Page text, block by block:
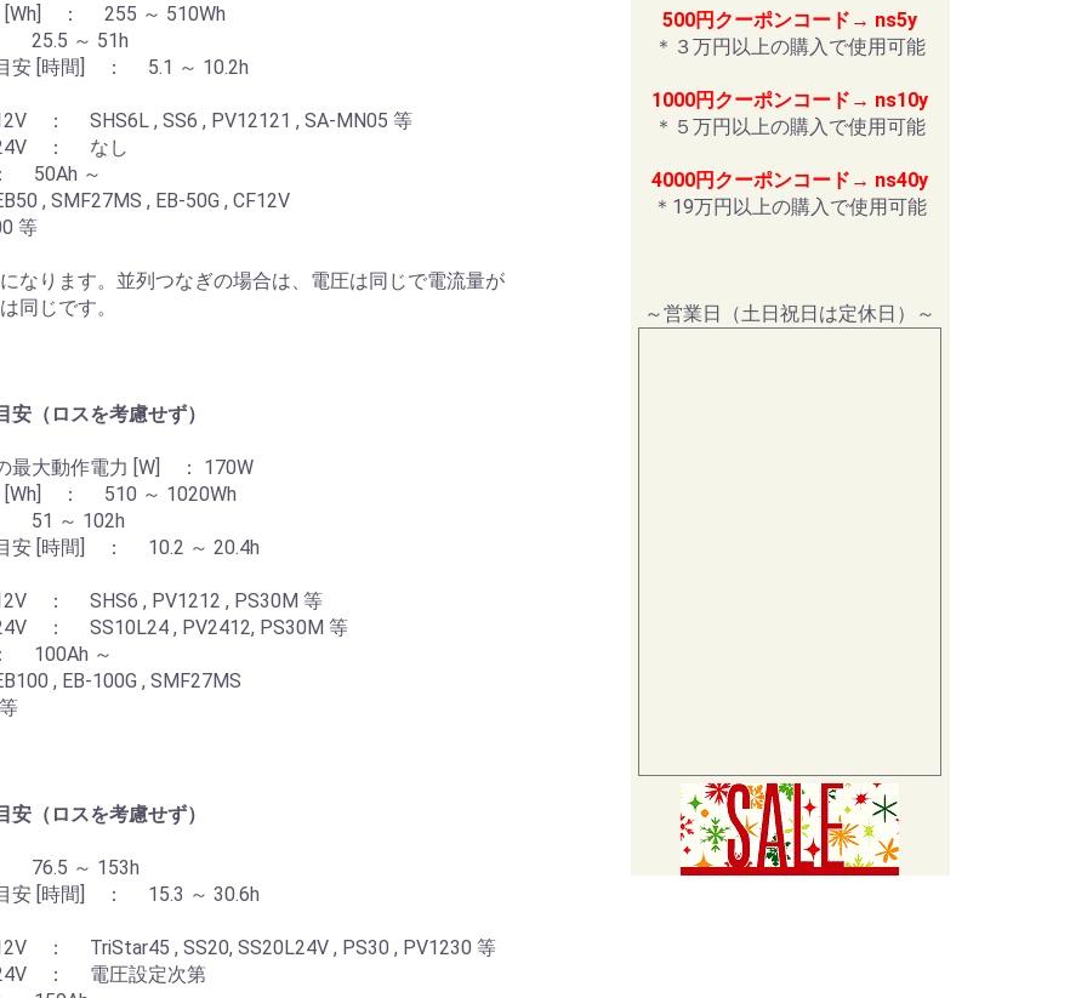
[Wh] ： 255 ～ 510Wh
25.5 ～ 51h
安 [時間] ： 5.1 ～ 10.2h
： SHS6L , SS6 , PV12121 , SA-MN05 等
24V ： なし
50Ah ～
, SMF27MS , EB-50G , CF12V
等
なります。並列つなぎの場合は、電圧は同じで電流量が
同じです。
（ロスを考慮せず）
最大動作電力 [W] ： 170W
[Wh] ： 510 ～ 1020Wh
51 ～ 102h
安 [時間] ： 10.2 ～ 20.4h
： SHS6 , PV1212 , PS30M 等
： SS10L24 , PV2412, PS30M 等
100Ah ～
, EB-100G , SMF27MS
（ロスを考慮せず）
76.5 ～ 153h
安 [時間] ： 15.3 ～ 30.6h
： TriStar45 , SS20, SS20L24V , PS30 , PV1230 等
24V ： 電圧設定次第
500円クーポンコード→ ns5y
＊３万円以上の購入で使用可能
1000円クーポンコード→ ns10y
＊５万円以上の購入で使用可能
4000円クーポンコード→ ns40y
＊19万円以上の購入で使用可能
～営業日（土日祝日は定休日）～